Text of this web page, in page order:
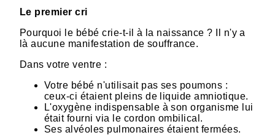
Le premier cri
Pourquoi le bébé crie-t-il à la naissance ? Il n'y a
là aucune manifestation de souffrance.
Dans votre ventre :
Votre bébé n'utilisait pas ses poumons :
ceux-ci étaient pleins de liquide amniotique.
L'oxygène indispensable à son organisme lui
était fourni via le cordon ombilical.
Ses alvéoles pulmonaires étaient fermées.